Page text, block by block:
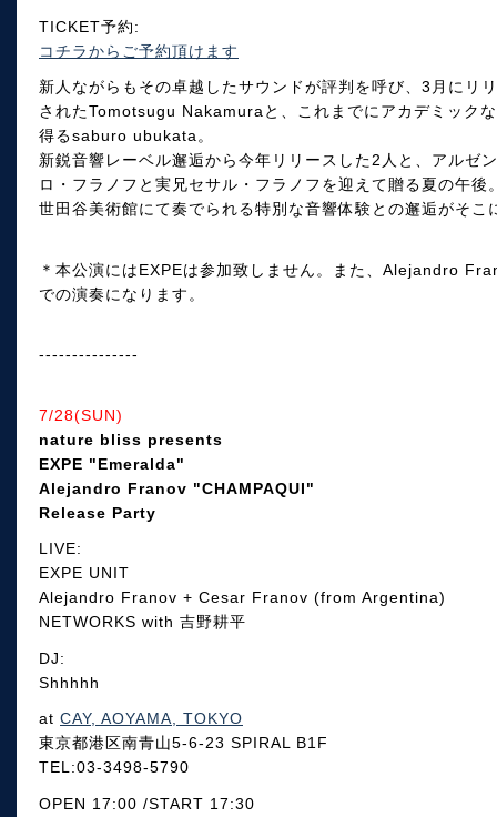
TICKET予約:
コチラからご予約頂けます
新人ながらもその卓越したサウンドが評判を呼び、3月にリ
されたTomotsugu Nakamuraと、これまでにアカデミック
得るsaburo ubukata。
新鋭音響レーベル邂逅から今年リリースした2人と、アルゼ
ロ・フラノフと実兄セサル・フラノフを迎えて贈る夏の午後
世田谷美術館にて奏でられる特別な音響体験との邂逅がそこ
＊本公演にはEXPEは参加致しません。また、Alejandro
での演奏になります。
---------------
7/28(SUN)
nature bliss presents
EXPE "Emeralda"
Alejandro Franov "CHAMPAQUI"
Release Party
LIVE:
EXPE UNIT
Alejandro Franov + Cesar Franov (from Argentina)
NETWORKS with 吉野耕平
DJ:
Shhhhh
at CAY, AOYAMA, TOKYO
東京都港区南青山5-6-23 SPIRAL B1F
TEL:03-3498-5790
OPEN 17:00 /START 17:30